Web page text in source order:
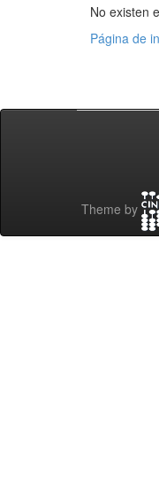
No existen
Página de
Theme by